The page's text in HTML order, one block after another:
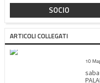
SOCIO
ARTICOLI COLLEGATI
10